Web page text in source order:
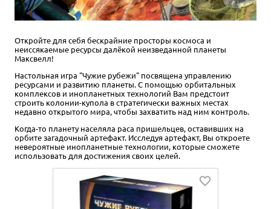
Откройте для себя бескрайние просторы космоса и
неиссякаемые ресурсы далёкой неизведанной планеты
Максвелл!
Настольная игра "Чужие рубежи" посвящена управлению
ресурсами и развитию планеты. С помощью орбитальных
комплексов и инопланетных технологий Вам предстоит
строить колонии-купола в стратегически важных местах
недавно открытого мира, чтобы захватить над ним контроль.
Когда-то планету населяла раса пришельцев, оставивших на
орбите загадочный артефакт. Исследуя артефакт, Вы откроете
невероятные инопланетные технологии, которые сможете
использовать для достижения своих целей.